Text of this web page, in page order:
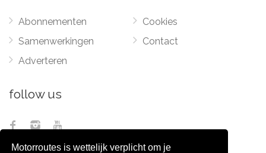
Motorroutes is wettelijk verplicht om je
Abonnementen
Samenwerkingen
Adverteren
Cookies
Contact
follow us